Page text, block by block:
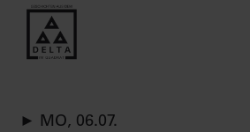
► MO, 06.07.